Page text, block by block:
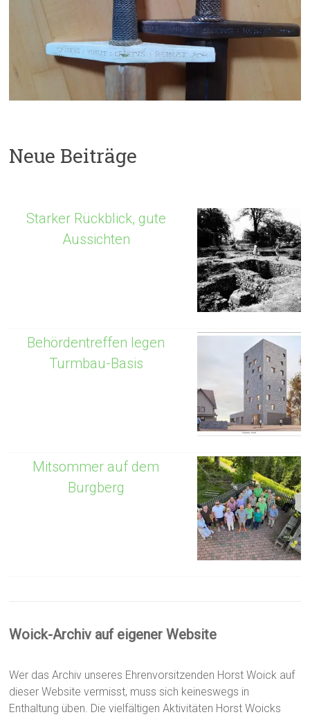
Neue Beiträge
Starker Rückblick, gute
Aussichten
Behördentreffen legen
Turmbau-Basis
Mitsommer auf dem
Burgberg
Woick-Archiv auf eigener Website
Wer das Archiv unseres Ehrenvorsitzenden Horst Woick auf
dieser Website vermisst, muss sich keineswegs in
Enthaltung üben. Die vielfältigen Aktivitäten Horst Woicks